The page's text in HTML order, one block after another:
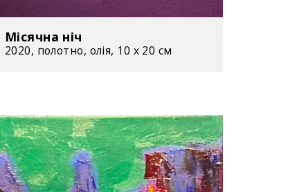
день
1200 витворів мистецтва
були представлені на 23
Місячна ніч
2020, полотно, олія, 10 х 20 см